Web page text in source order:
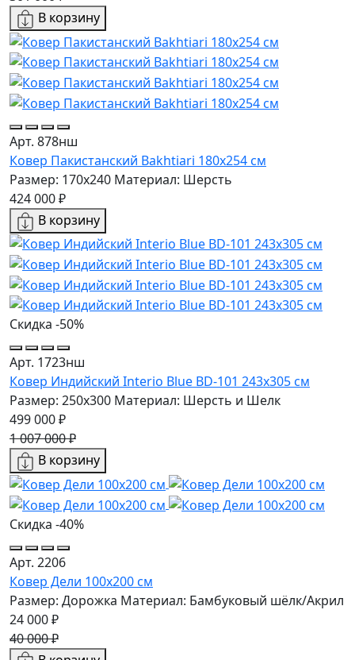
В корзину
Арт. 878нш
Ковер Пакистанский Bakhtiari 180x254 см
Размер: 170x240 Материал: Шерсть
424 000 ₽
В корзину
Скидка -50%
Арт. 1723нш
Ковер Индийский Interio Blue BD-101 243x305 см
Размер: 250x300 Материал: Шерсть и Шелк
499 000 ₽
1 007 000 ₽
В корзину
Скидка -40%
Арт. 2206
Ковер Дели 100х200 см
Размер: Дорожка Материал: Бамбуковый шёлк/Акрил
24 000 ₽
40 000 ₽